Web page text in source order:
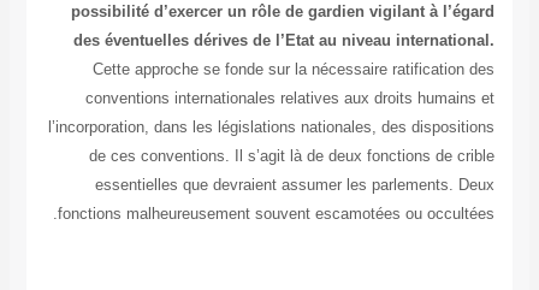
possibilité d’exercer un rôle de gardien vigilant à
des éventuelles dérives de l’Etat au niveau
Cette approche se fonde sur la nécessaire
conventions internationales relatives aux droits
l’incorporation, dans les législations nationales, des
de ces conventions. Il s’agit là de deux fonctions
essentielles que devraient assumer les
fonctions malheureusement souvent escamotées ou